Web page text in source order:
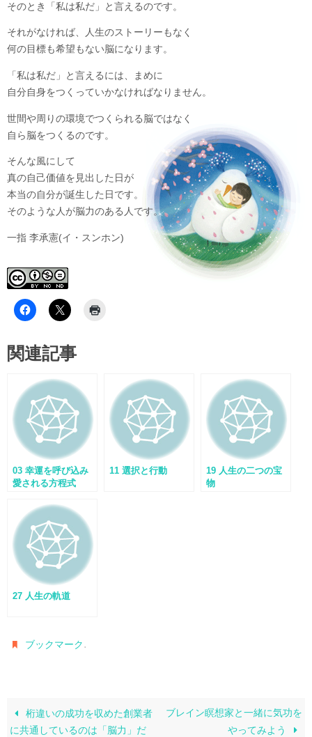
そのとき「私は私だ」と言えるのです。
それがなければ、人生のストーリーもなく
何の目標も希望もない脳になります。
「私は私だ」と言えるには、まめに
自分自身をつくっていかなければなりません。
世間や周りの環境でつくられる脳ではなく
自ら脳をつくるのです。
そんな風にして
真の自己価値を見出した日が
本当の自分が誕生した日です。
そのような人が脳力のある人です。
一指 李承憲(イ・スンホン)
関連記事
03 幸運を呼び込み
愛される方程式
11 選択と行動
19 人生の二つの宝
物
27 人生の軌道
ブックマーク.
桁違いの成功を収めた創業者
に共通しているのは「脳力」だ
ブレイン瞑想家と一緒に気功を
やってみよう